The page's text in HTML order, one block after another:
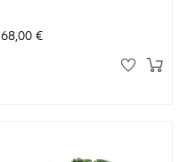
Prix
68,00 €